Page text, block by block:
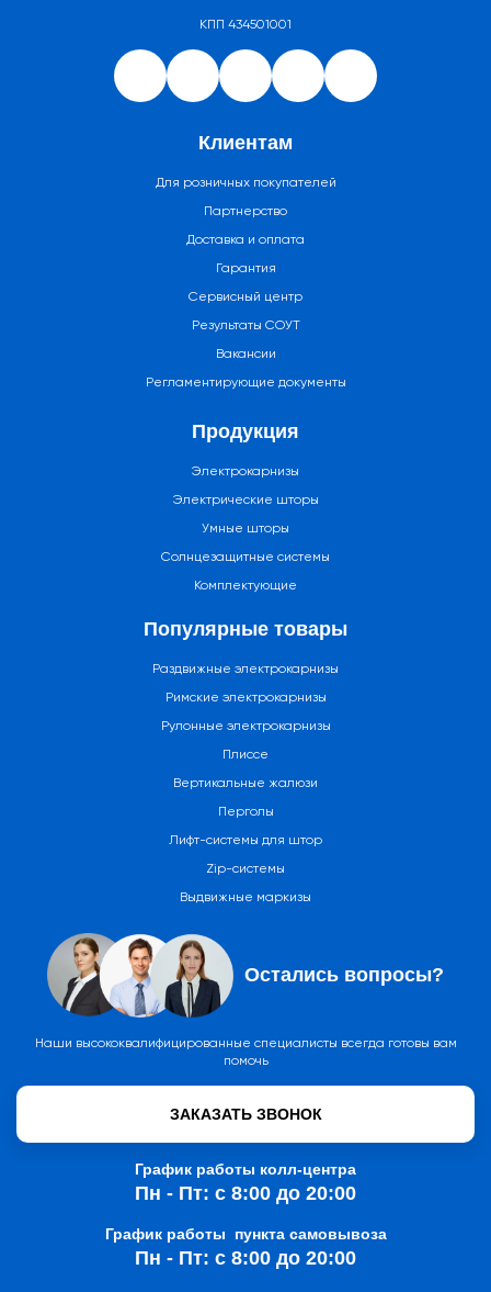
КПП 434501001
Клиентам
Для розничных покупателей
Партнерство
Доставка и оплата
Гарантия
Сервисный центр
Результаты СОУТ
Вакансии
Регламентирующие документы
Продукция
Электрокарнизы
Электрические шторы
Умные шторы
Солнцезащитные системы
Комплектующие
Популярные товары
Раздвижные электрокарнизы
Римские электрокарнизы
Рулонные электрокарнизы
Плиссе
Вертикальные жалюзи
Перголы
Лифт-системы для штор
Zip-системы
Выдвижные маркизы
Остались вопросы?
Наши высококвалифицированные специалисты всегда готовы вам
помочь
ЗАКАЗАТЬ ЗВОНОК
График работы колл-центра
Пн - Пт: с 8:00 до 20:00
График работы пункта самовывоза
Пн - Пт: с 8:00 до 20:00